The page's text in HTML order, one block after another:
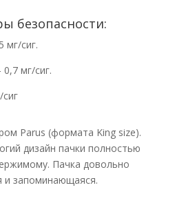
безопасности:
сиг.
мг/сиг.
Parus (формата King size).
дизайн пачки полностью
Пачка довольно
и запоминающаяся.